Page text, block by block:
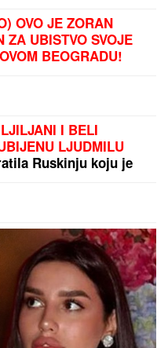
OVO JE ZORAN
ZA UBISTVO SVOJE
BEOGRADU!
I BELI
LJUDMILU
Ruskinju koju je